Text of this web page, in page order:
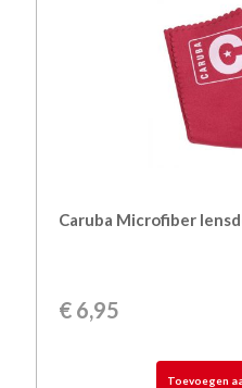
Caruba Microfiber
€6,95
Toevoegen